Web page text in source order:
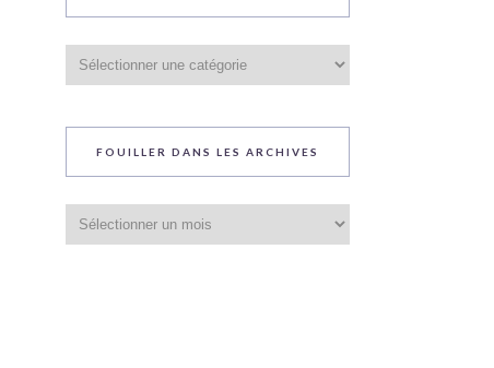
du
blog
FOUILLER DANS LES ARCHIVES
dans
les